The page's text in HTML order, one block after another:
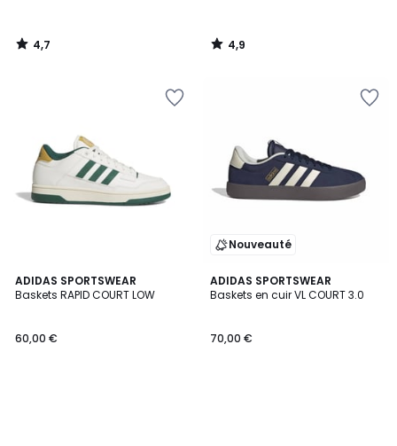
4,7
/
4,9
/
ADIDAS SPORTSWEAR
Baskets RAPID COURT LOW
60,00 €
Nouveauté
ADIDAS SPORTSWEAR
Baskets en cuir VL COURT 3.0
70,00 €